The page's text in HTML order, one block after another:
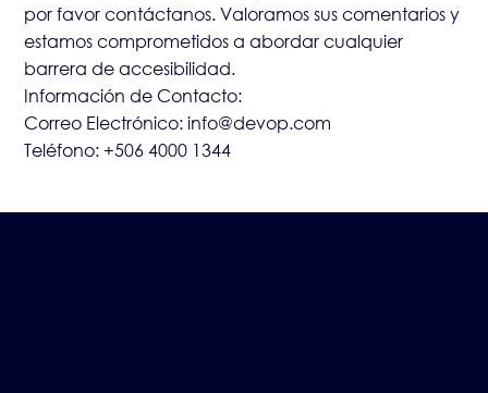
por favor contáctanos. Valoramos sus comentarios y
estamos comprometidos a abordar cualquier
barrera de accesibilidad.
Información de Contacto:
Correo Electrónico: info@devop.com
Teléfono: +506 4000 1344